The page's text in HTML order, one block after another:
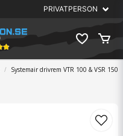
Systemair drivrem VTR 100 & VSR 150